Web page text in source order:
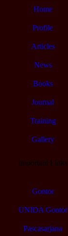
Home
Profile
Articles
News
Books
Journal
Training
Gallery
Important Links
Gontor
UNIDA Gontor
Pascasarjana